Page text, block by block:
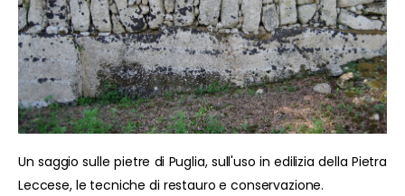
Un saggio sulle pietre di Puglia, sull'uso in edilizia della Pietra
Leccese, le tecniche di restauro e conservazione.